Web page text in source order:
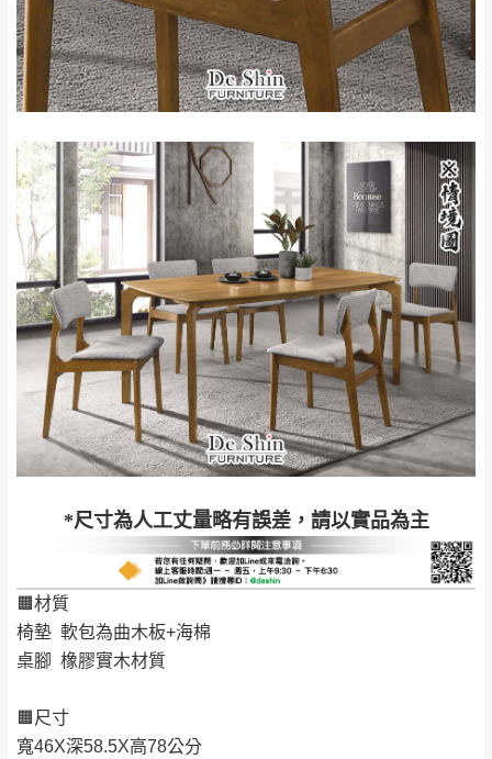
*尺寸為人工丈量略有誤差，請以實品為主
🟧材質
椅墊 軟包為曲木板+海棉
桌腳 橡膠實木材質
🟧尺寸
寬46X深58.5X高78公分
配送天數：5~14天
到貨時間：指定送貨日當天以電話聯絡確認
台北市、新北市地區固定每周(三)、(日)兩天收送貨
暫無配送地區：彰化、南投、雲林、嘉義、台南、高
雄、屏東、宜蘭、 花蓮、台東、金門、馬祖、澎湖地區
（可於LINE線上詢問 → @dershin ）
加收說明
其它注意事項
本司貨車運送如因路況不佳、天候惡劣、過於偏遠之
法順利配送，本公司除了盡最大努力完成配送外，視
狀況保有出貨的權利。
完成出貨15個工作天另行寄出，另外約加上2~7個
工作天內送達，如遇國定假日將順延寄送。
退換貨說明：
公司客服人員，我們將為您更換新品，運費
皆由本站負責，所有退回及換貨之商品必須
是全新狀態且完整包裝，床墊、床包、枕頭
類產品需為未拆封狀態(請保持商品、附件、
包裝、廠商紙及所有附隨文件或資料之完整
性)，若未依照上述方式處理，恕無法接受退
貨。
由於透過電腦螢幕選購商品，可能會因個人
電腦螢幕的設定色差或解析度等因素， 與實
際商品的顏色、質感稍有不同，如因此而需
退換貨，需自付來回運費及人資成本，請您
訂購前詳加確認。(包含商品尺寸是否合適)。
丈量，難免會有些許誤差值(約正負0.5CM)
詳細尺寸以實品為主。
非因本公司問題而需退換貨，請於收到貨7日
內通知客服人員(Line@ ID：
須保持商品全新狀態與完整包裝。鑑賞期間
台北市、新北市地區固定每周(三)、(日)兩天